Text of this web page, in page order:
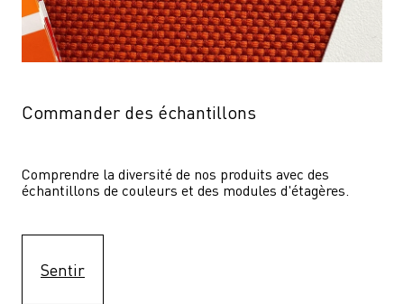
Commander des échantillons
Comprendre la diversité de nos produits avec des
échantillons de couleurs et des modules d'étagères.
Sentir